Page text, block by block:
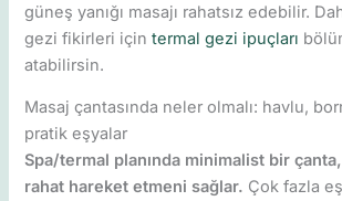
güneş yanığı masajı rahatsız edebilir.
gezi fikirleri içintermal gezi ipuçları
atabilirsin.
Masaj çantasında neler olmalı: havlu,
pratik eşyalar
Spa/termal planında minimalist bir
rahat hareket etmeni sağlar. Çok fazla